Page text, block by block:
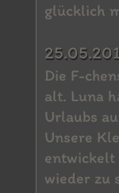
glücklich
Die F-
alt. Luna
Urlaubs
Unsere
entwickelt
wieder zu